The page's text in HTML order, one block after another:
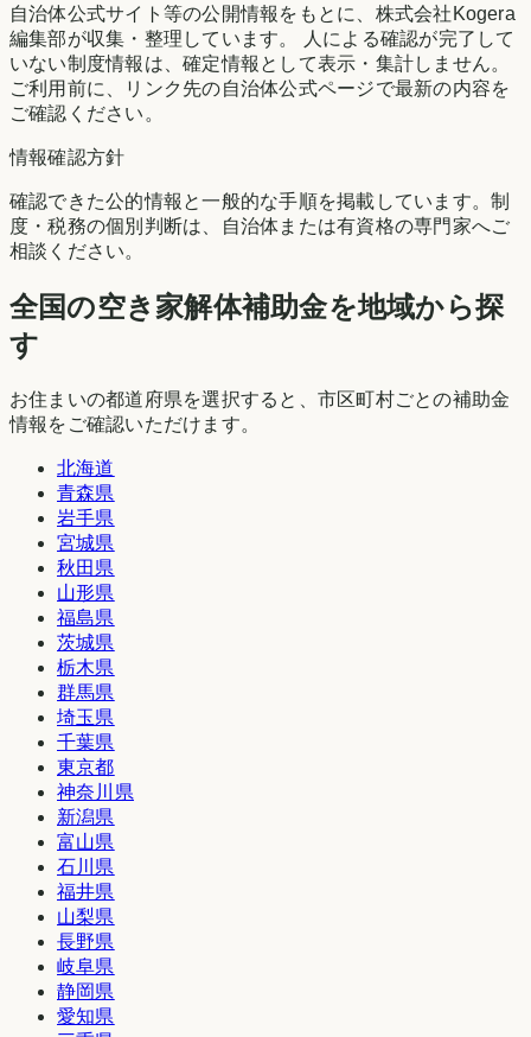
自治体公式サイト等の公開情報をもとに、株式会社Kogera
編集部が収集・整理しています。 人による確認が完了して
いない制度情報は、確定情報として表示・集計しません。
ご利用前に、リンク先の自治体公式ページで最新の内容を
ご確認ください。
情報確認方針
確認できた公的情報と一般的な手順を掲載しています。制
度・税務の個別判断は、自治体または有資格の専門家へご
相談ください。
全国の空き家解体補助金を地域から探
す
お住まいの都道府県を選択すると、市区町村ごとの補助金
情報をご確認いただけます。
北海道
青森県
岩手県
宮城県
秋田県
山形県
福島県
茨城県
栃木県
群馬県
埼玉県
千葉県
東京都
神奈川県
新潟県
富山県
石川県
福井県
山梨県
長野県
岐阜県
静岡県
愛知県